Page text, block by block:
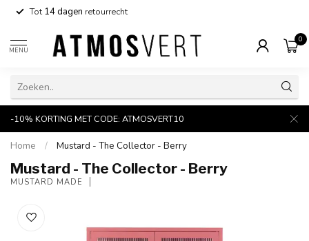
Tot14 dagen retourrecht
MENU
0
-10% KORTING MET CODE: ATMOSVERT10
Home / Mustard - The Collector - Berry
Mustard - The Collector - Berry
MUSTARD MADE